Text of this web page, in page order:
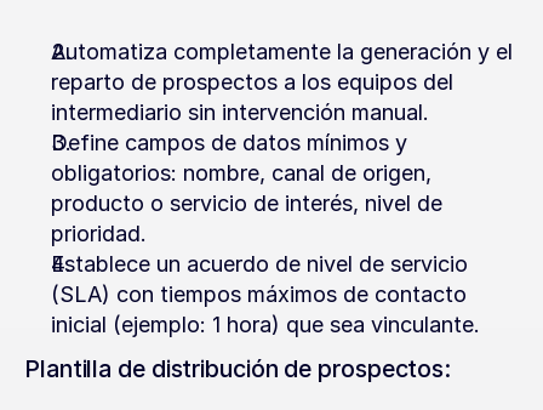
Automatiza completamente la generación y el
reparto de prospectos a los equipos del
intermediario sin intervención manual.
Define campos de datos mínimos y
obligatorios: nombre, canal de origen,
producto o servicio de interés, nivel de
prioridad.
Establece un acuerdo de nivel de servicio
(SLA) con tiempos máximos de contacto
inicial (ejemplo: 1 hora) que sea vinculante.
Plantilla de distribución de prospectos: